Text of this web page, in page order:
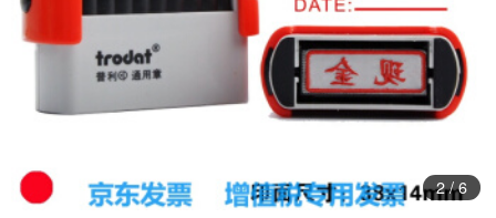
2/6